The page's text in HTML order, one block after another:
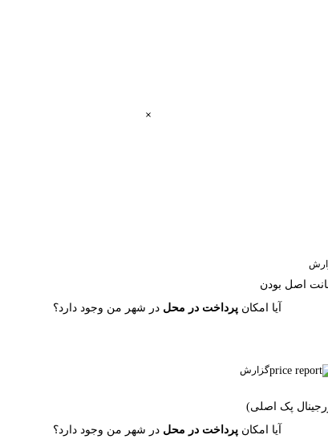
آیا امکانپرداخت در محل در شهر من وجود دارد؟
گزارش
آیا امکانپرداخت در محل در شهر من وجود دارد؟